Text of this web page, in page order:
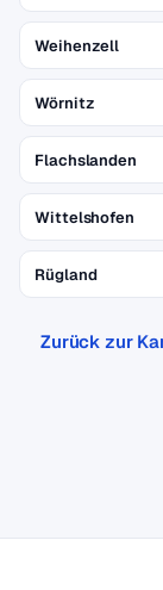
Weihenzell
Wörnitz
Flachslanden
Wittelshofen
Rügland
Zurück zur